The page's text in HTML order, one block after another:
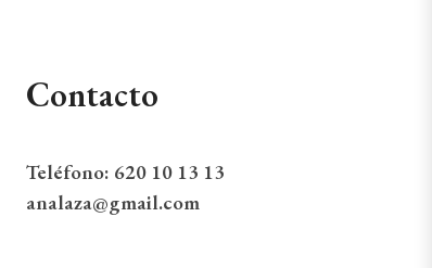
Contacto
Teléfono: 620 10 13 13
analaza@gmail.com